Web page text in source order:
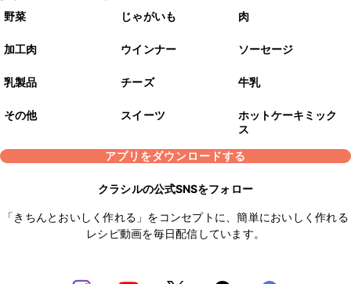
野菜 じゃがいも 肉
加工肉 ウインナー ソーセージ
乳製品 チーズ 牛乳
その他 スイーツ
ホットケーキミック
ス
アプリをダウンロードする
クラシルの公式SNSをフォロー
「きちんとおいしく作れる」をコンセプトに、簡単においしく作れる
レシピ動画を毎日配信しています。